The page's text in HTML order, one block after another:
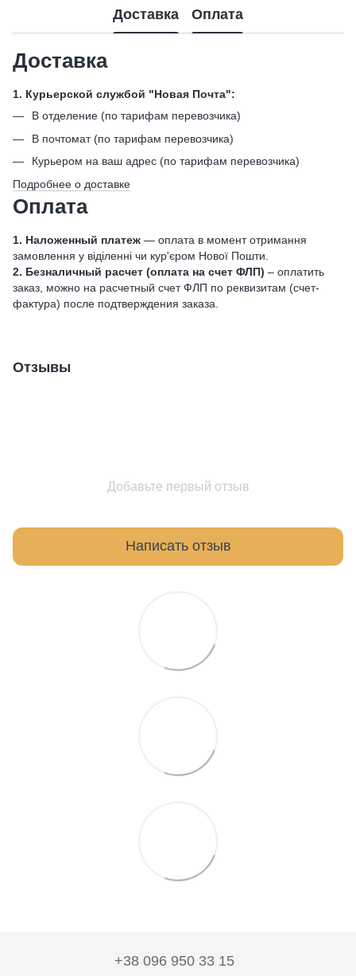
Доставка Оплата
Доставка
1. Курьерской службой "Новая Почта":
В отделение (по тарифам перевозчика)
В почтомат (по тарифам перевозчика)
Курьером на ваш адрес (по тарифам перевозчика)
Подробнее о доставке
Оплата
1. Наложенный платеж — оплата в момент отримання
замовлення у віділенні чи кур'єром Нової Пошти.
2. Безналичный расчет (оплата на счет ФЛП) – оплатить
заказ, можно на расчетный счет ФЛП по реквизитам (счет-
фактура) после подтверждения заказа.
Отзывы
Добавьте первый отзыв
Написать отзыв
+38 096 950 33 15